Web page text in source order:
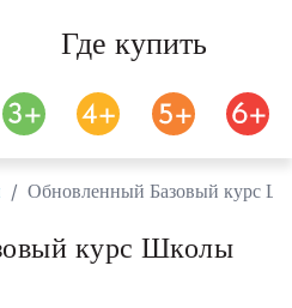
Где купить
/ Обновленный Базовый курс
курс Школы